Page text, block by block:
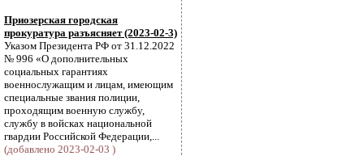
Приозерская городская
прокуратура разъясняет (2023-02-3)
Указом Президента РФ от 31.12.2022
№ 996 «О дополнительных
социальных гарантиях
военнослужащим и лицам, имеющим
специальные звания полиции,
проходящим военную службу,
службу в войсках национальной
гвардии Российской Федерации,...
(добавлено 2023-02-03 )